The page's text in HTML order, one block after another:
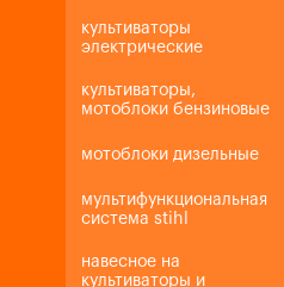
культиваторы
электрические
культиваторы,
мотоблоки бензиновые
мотоблоки дизельные
мультифункциональная
система stihl
навесное на
культиваторы и